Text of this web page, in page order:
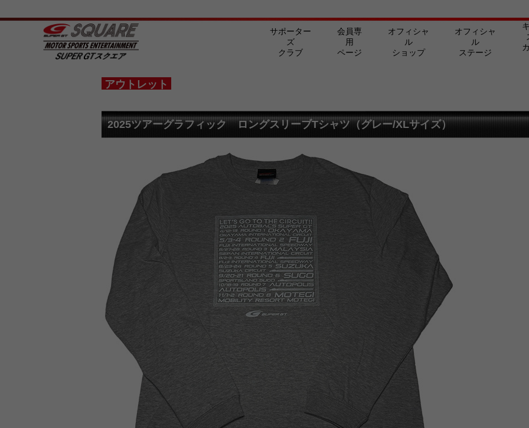
サポーター
ズ
クラブ
会員専
用
ページ
オフィシャ
ル
ショップ
オフィシャ
ル
ステージ
アウトレット
2025ツアーグラフィック ロングスリーブTシャツ（グレー/XLサイズ）